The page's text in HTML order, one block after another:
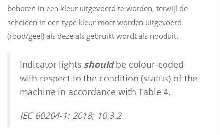
behoren in een kleur uitgevoerd te worden, terwijl de
scheiden in een type kleur moet worden uitgevoerd
(rood/geel) als deze als gebruikt wordt als nooduit.
Indicator lights shouldbe colour-coded
with respect to the condition (status) of the
machine in accordance with Table 4.
IEC 60204-1: 2018; 10.3.2